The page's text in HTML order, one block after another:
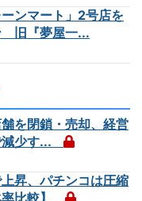
ンマート」2号店を
旧『夢屋一...
を閉鎖・売却、経営
減少す...
昇、パチンコは圧縮
率比較】